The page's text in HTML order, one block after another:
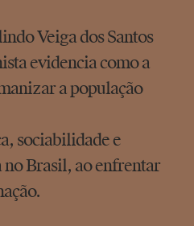
Veiga dos Santos
evidencia como a
a população
sociabilidade e
no Brasil, ao enfrentar